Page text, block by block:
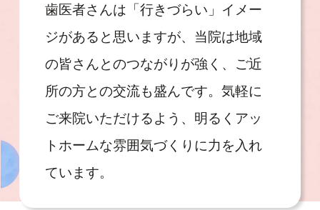
歯医者さんは「行きづらい」イメー
ジがあると思いますが、当院は地域
の皆さんとのつながりが強く、ご近
所の方との交流も盛んです。気軽に
ご来院いただけるよう、明るくアッ
トホームな雰囲気づくりに力を入れ
ています。